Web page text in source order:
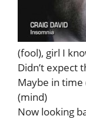
(fool), girl I
Didn’t expect
Maybe in time
(mind)
Now looking